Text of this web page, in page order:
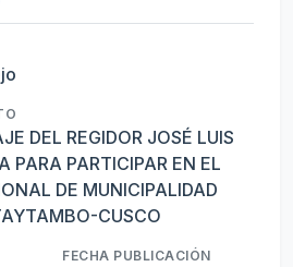
DEL REGIDOR JOSÉ LUIS
PARA PARTICIPAR EN EL
DE MUNICIPALIDAD
CUSCO
FECHA PUBLICACIÓN